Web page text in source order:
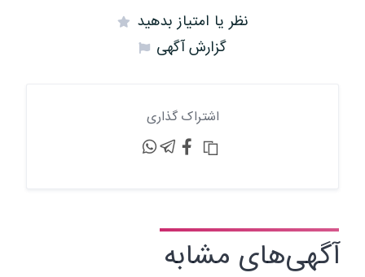
نظر یا امتیاز بدهید
گزارش آگهی
اشتراک گذاری
آگهی‌های مشابه